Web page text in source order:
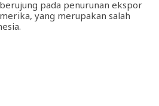
pada penurunan ekspor
yang merupakan salah